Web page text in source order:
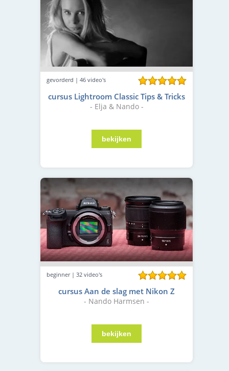
gevorderd | 46 video's
cursus Lightroom Classic Tips & Tricks
- Elja & Nando -
beginner | 32 video's
cursus Aan de slag met Nikon Z
- Nando Harmsen -